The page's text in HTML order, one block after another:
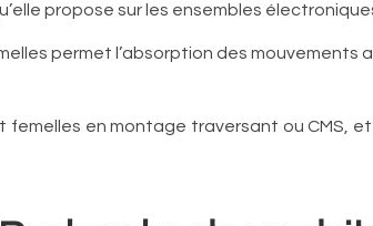
propose sur les ensembles
permet l’absorption des mouvements
en montage traversant ou CMS,